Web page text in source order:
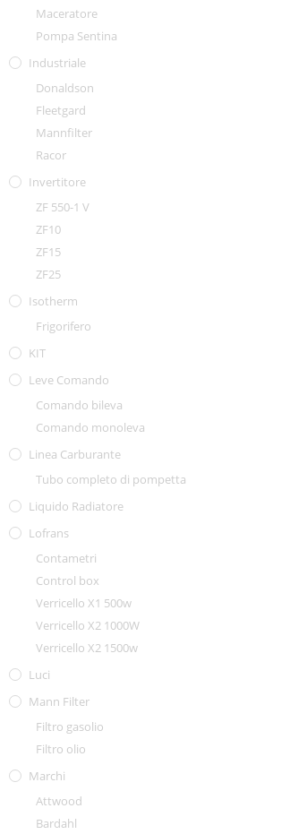
Maceratore
Pompa Sentina
Industriale
Donaldson
Fleetgard
Mannfilter
Racor
Invertitore
ZF 550-1 V
ZF10
ZF15
ZF25
Isotherm
Frigorifero
KIT
Leve Comando
Comando bileva
Comando monoleva
Linea Carburante
Tubo completo di pompetta
Liquido Radiatore
Lofrans
Contametri
Control box
Verricello X1 500w
Verricello X2 1000W
Verricello X2 1500w
Luci
Mann Filter
Filtro gasolio
Filtro olio
Marchi
Attwood
Bardahl